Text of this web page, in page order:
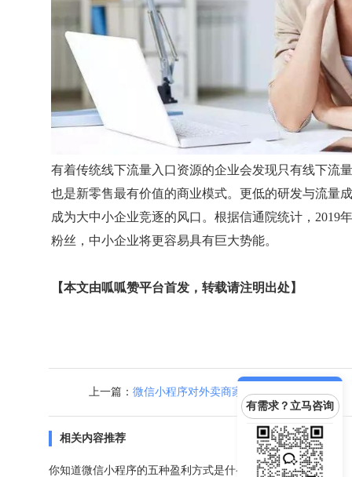
有着传统线下流量入口资源的企业会发现只有线下流
也是新零售最有价值的商业模式。更低的研发与流量
成为大中小企业竞逐的风口。根据信通院统计，2019
粉丝，中小企业将更容易具有巨大势能。
【本文由呱呱赞平台首发，转载请注明出处】
上一篇： 微信小程序对外卖商家来说有什么好处？
相关内容推荐
你知道微信小程序的五种盈利方式是什么吗？
有需求？立马咨询